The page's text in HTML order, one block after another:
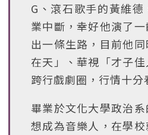
G、滾石歌手的黃維
業中斷，幸好他演了
出一條生路，目前他
在天」、華視「才子
跨行戲劇圈，行情十分
畢業於文化大學政治
想成為音樂人，在學校